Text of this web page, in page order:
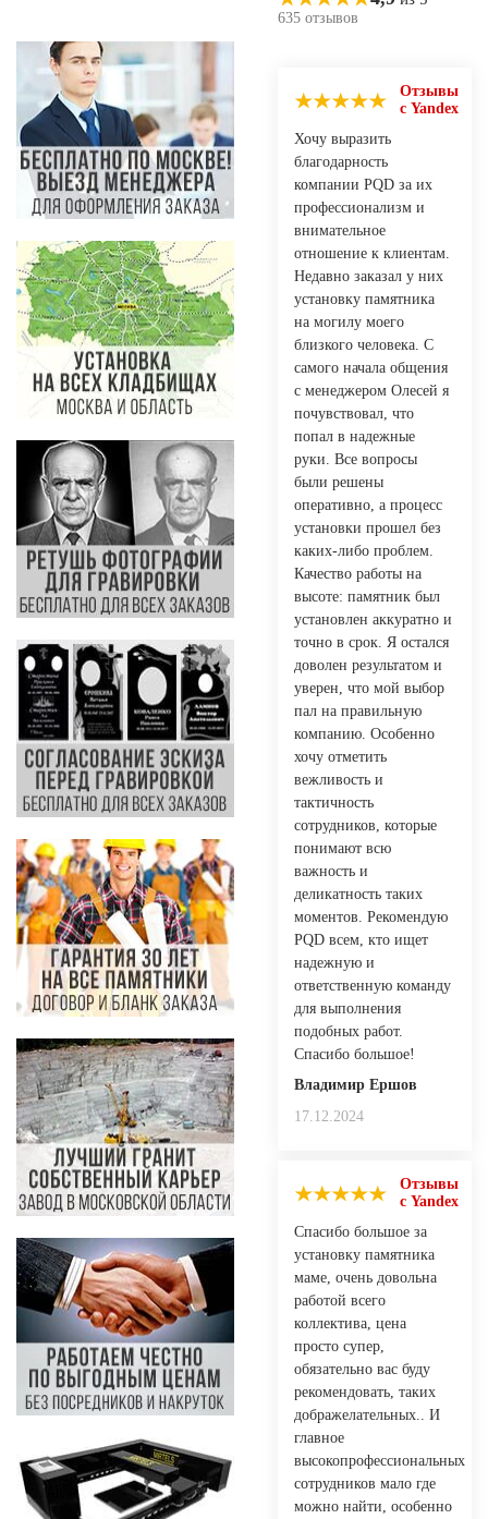
635 отзывов
Отзывы
с Yandex
Хочу выразить
благодарность
компании PQD за их
профессионализм и
внимательное
отношение к клиентам.
Недавно заказал у них
установку памятника
на могилу моего
близкого человека. С
самого начала общения
с менеджером Олесей я
почувствовал, что
попал в надежные
руки. Все вопросы
были решены
оперативно, а процесс
установки прошел без
каких-либо проблем.
Качество работы на
высоте: памятник был
установлен аккуратно и
точно в срок. Я остался
доволен результатом и
уверен, что мой выбор
пал на правильную
компанию. Особенно
хочу отметить
вежливость и
тактичность
сотрудников, которые
понимают всю
важность и
деликатность таких
моментов. Рекомендую
PQD всем, кто ищет
надежную и
ответственную команду
для выполнения
подобных работ.
Спасибо большое!
Владимир Ершов
17.12.2024
Отзывы
с Yandex
Спасибо большое за
установку памятника
маме, очень довольна
работой всего
коллектива, цена
просто супер,
обязательно вас буду
рекомендовать, таких
дображелательных.. И
главное
высокопрофессиональных
сотрудников мало где
можно найти, особенно